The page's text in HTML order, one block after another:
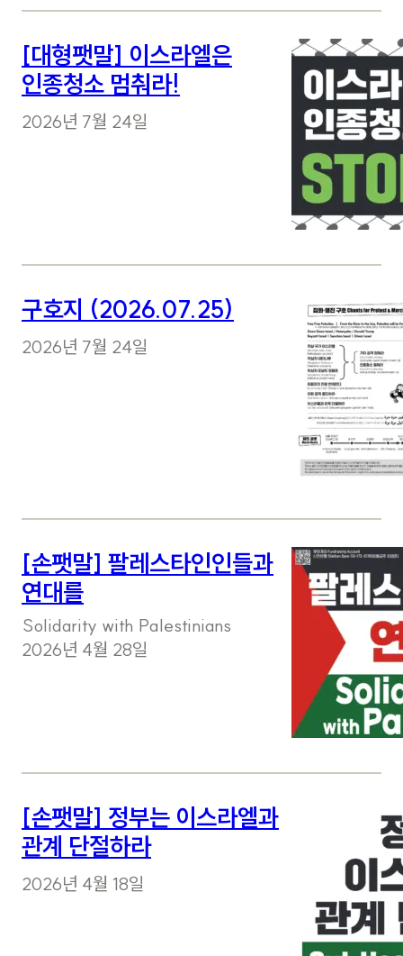
[대형팻말] 이스라엘은
인종청소 멈춰라!
2026년 7월 24일
구호지 (2026.07.25)
2026년 7월 24일
[손팻말] 팔레스타인인들과
연대를
Solidarity with Palestinians
2026년 4월 28일
[손팻말] 정부는 이스라엘과
관계 단절하라
2026년 4월 18일